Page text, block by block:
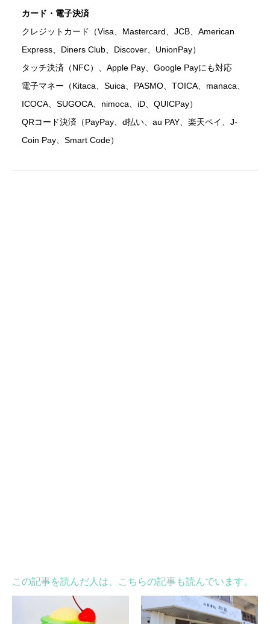
カード・電子決済
クレジットカード（Visa、Mastercard、JCB、American
Express、Diners Club、Discover、UnionPay）
タッチ決済（NFC）、Apple Pay、Google Payにも対応
電子マネー（Kitaca、Suica、PASMO、TOICA、manaca、
ICOCA、SUGOCA、nimoca、iD、QUICPay）
QRコード決済（PayPay、d払い、au PAY、楽天ペイ、J-
Coin Pay、Smart Code）
この記事を読んだ人は、こちらの記事も読んでいます。